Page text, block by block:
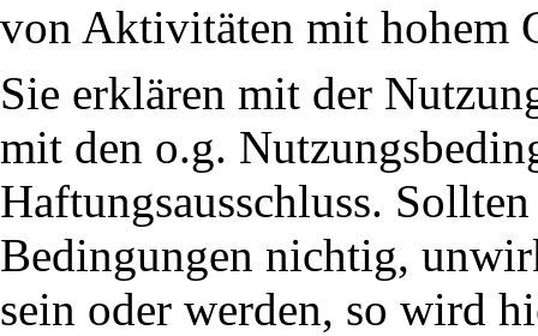
von Aktivitäten mit hohem
Sie erklären mit der
mit den o.g.
Haftungsausschluss.
Bedingungen nichtig,
sein oder werden, so wird